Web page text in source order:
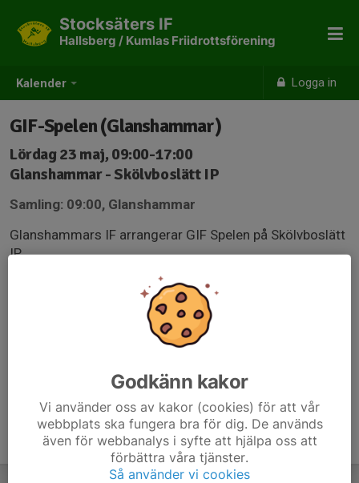
Kalender Logga in
Stocksäters IF
Hallsberg / Kumlas Friidrottsförening
GIF-Spelen (Glanshammar)
Lördag 23 maj, 09:00-17:00
Glanshammar - Skölvboslätt IP
Samling: 09:00, Glanshammar
Glanshammars IF arrangerar GIF Spelen på Skölvboslätt
IP.
webathletics.se/registration/816
Godkänn kakor
Vi använder oss av kakor (cookies) för att vår
webbplats ska fungera bra för dig. De används
även för webbanalys i syfte att hjälpa oss att
förbättra våra tjänster.
Så använder vi cookies